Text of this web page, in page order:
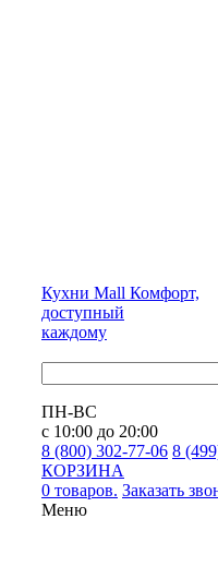
Кухни Mall Комфорт,
доступный
каждому
ПН-ВС
с 10:00 до 20:00
8 (800) 302-77-06 8
КОРЗИНА
0 товаров. Заказать
Меню